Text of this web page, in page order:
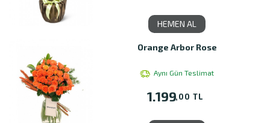
HEMEN AL
Orange Arbor Rose
Aynı Gün Teslimat
1.199,00 TL